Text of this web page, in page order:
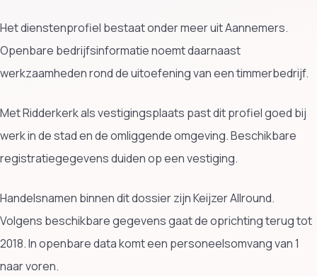
Het dienstenprofiel bestaat onder meer uit Aannemers.
Openbare bedrijfsinformatie noemt daarnaast
werkzaamheden rond de uitoefening van een timmerbedrijf.
Met Ridderkerk als vestigingsplaats past dit profiel goed bij
werk in de stad en de omliggende omgeving. Beschikbare
registratiegegevens duiden op een vestiging.
Handelsnamen binnen dit dossier zijn Keijzer Allround.
Volgens beschikbare gegevens gaat de oprichting terug tot
2018. In openbare data komt een personeelsomvang van 1
naar voren.